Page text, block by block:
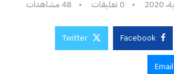
0 تعليقات 48مشاهدات
Facebook
Twitter
Email